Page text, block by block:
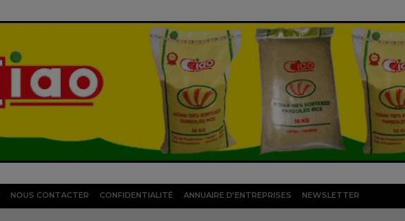
NOUS CONTACTER CONFIDENTIALITÉ ANNUAIRE D’ENTREPRISES NEWSLETTER